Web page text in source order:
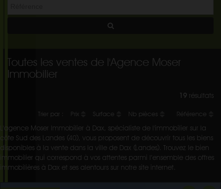
Toutes les ventes de l'Agence Moser
Immobilier
19 résultats
Trier par : Prix Surface Nb pièces Référence
L'agence Moser Immobilier à Dax, spécialiste de l'immobilier sur la
côte Sud des Landes (40), vous proposent de découvrir tous les biens
disponibles à la vente dans la ville de Dax (Landes). Trouvez le bien
immobilier qui correspond à vos attentes parmi l’ensemble des offres
immobilières à Dax et ses alentours sur notre site internet.